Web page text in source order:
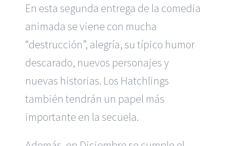
En esta segunda entrega de la comedia
animada se viene con mucha
“destrucción”, alegría, su típico humor
descarado, nuevos personajes y
nuevas historias. Los Hatchlings
también tendrán un papel más
importante en la secuela.